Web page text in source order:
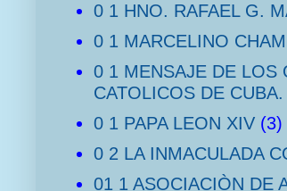
0 1 HNO. RAFAEL G.
0 1 MARCELINO
0 1 MENSAJE DE LOS
CATOLICOS DE CUBA.
0 1 PAPA LEON XIV (3)
0 2 LA INMACULADA
01 1 ASOCIACIÒN DE